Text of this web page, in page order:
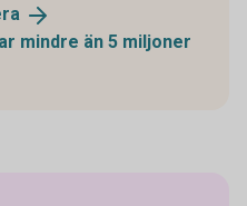
mindre än 5 miljoner